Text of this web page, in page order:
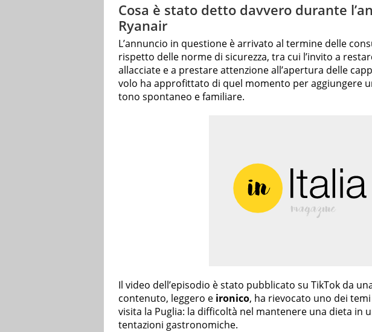
Cosa è stato detto davvero durante
Ryanair
L’annuncio in questione è arrivato al termine delle
rispetto delle norme di sicurezza, tra cui l’invito a
allacciate e a prestare attenzione all’apertura delle
volo ha approfittato di quel momento per aggiungere
tono spontaneo e familiare.
Il video dell’episodio è stato pubblicato su TikTok da
contenuto, leggero e ironico, ha rievocato uno dei
visita la Puglia: la difficoltà nel mantenere una dieta in
tentazioni gastronomiche.